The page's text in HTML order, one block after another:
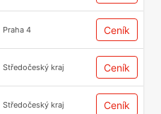
Praha 4 Ceník
Středočeský kraj Ceník
Středočeský kraj Ceník